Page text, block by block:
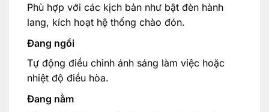
Phù hợp với các kịch bản như bật đèn hành
lang, kích hoạt hệ thống chào đón.
Đang ngồi
Tự động điều chỉnh ánh sáng làm việc hoặc
nhiệt độ điều hòa.
Đang nằm